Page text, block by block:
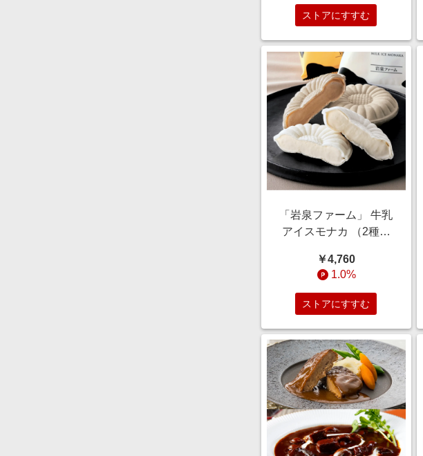
ストアにすすむ
「岩泉ファーム」 牛乳
アイスモナカ （2種計
￥4,760
1.0%
ストアにすすむ